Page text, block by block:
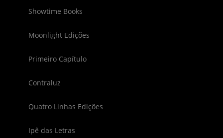
Showtime Books
Moonlight Edições
Primeiro Capítulo
Contraluz
Quatro Linhas Edições
Ipê das Letras